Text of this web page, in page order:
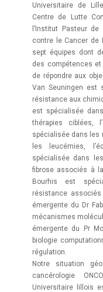
Universitaire de
Centre de Lutte
l’Institut Pasteur
contre le Cancer de
sept équipes dont
des compétences
de répondre aux
Van Seuningen est
résistance aux
est spécialisée
thérapies ciblées,
spécialisée dans les
les leucémies,
spécialisée dans
fibrose associés à
Bourhis est
résistance
émergente du Dr
mécanismes
émergente du Pr
biologie
régulation.
Notre situation
cancérologie
Universitaire lillois